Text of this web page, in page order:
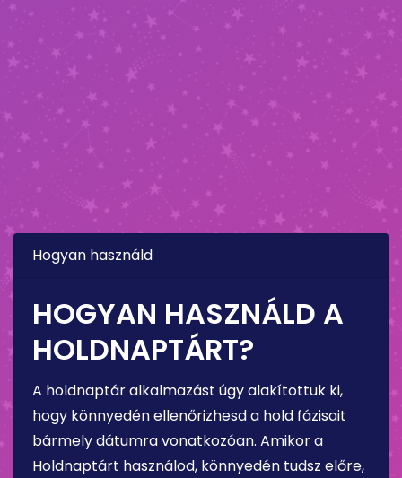
Hogyan használd
HOGYAN HASZNÁLD A
HOLDNAPTÁRT?
A holdnaptár alkalmazást úgy alakítottuk ki,
hogy könnyedén ellenőrizhesd a hold fázisait
bármely dátumra vonatkozóan. Amikor a
Holdnaptárt használod, könnyedén tudsz előre,